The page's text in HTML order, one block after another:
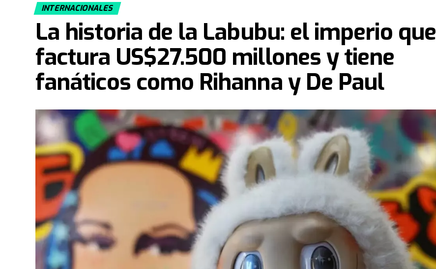
INTERNACIONALES
La historia de la Labubu: el imperio que
factura US$27.500 millones y tiene
fanáticos como Rihanna y De Paul